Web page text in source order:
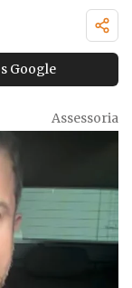
Google
Assessoria